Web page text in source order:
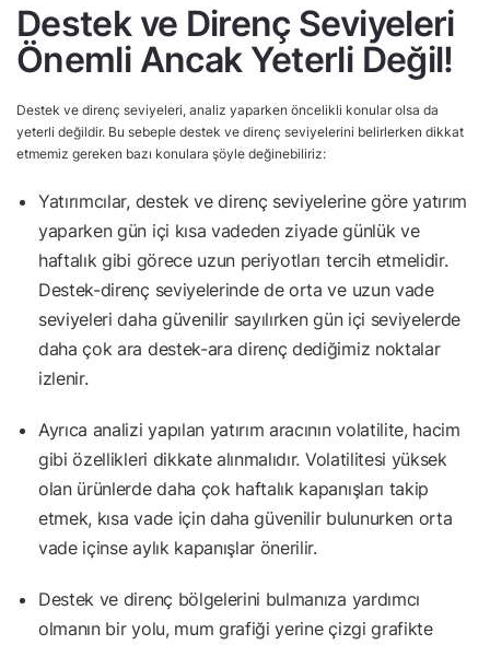
Destek ve Direnç Seviyeleri
Önemli Ancak Yeterli Değil!
Destek ve direnç seviyeleri, analiz yaparken öncelikli konular olsa da
yeterli değildir. Bu sebeple destek ve direnç seviyelerini belirlerken dikkat
etmemiz gereken bazı konulara şöyle değinebiliriz:
Yatırımcılar, destek ve direnç seviyelerine göre yatırım
yaparken gün içi kısa vadeden ziyade günlük ve
haftalık gibi görece uzun periyotları tercih etmelidir.
Destek-direnç seviyelerinde de orta ve uzun vade
seviyeleri daha güvenilir sayılırken gün içi seviyelerde
daha çok ara destek-ara direnç dediğimiz noktalar
izlenir.
Ayrıca analizi yapılan yatırım aracının volatilite, hacim
gibi özellikleri dikkate alınmalıdır. Volatilitesi yüksek
olan ürünlerde daha çok haftalık kapanışları takip
etmek, kısa vade için daha güvenilir bulunurken orta
vade içinse aylık kapanışlar önerilir.
Destek ve direnç bölgelerini bulmanıza yardımcı
olmanın bir yolu, mum grafiği yerine çizgi grafikte